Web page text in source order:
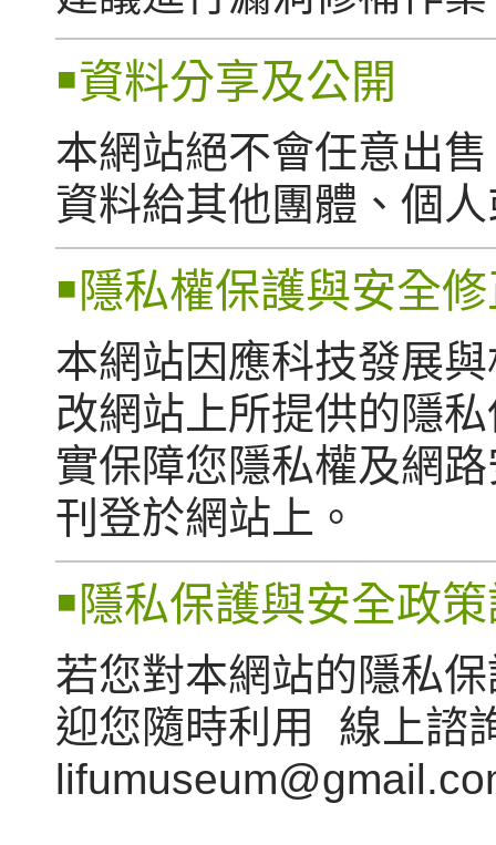
￭資料分享及公開
本網站絕不會任意出
資料給其他團體、個
￭隱私權保護與安全
本網站因應科技發展
改網站上所提供的隱
實保障您隱私權及網
刊登於網站上。
￭隱私保護與安全政
若您對本網站的隱私
迎您隨時利用 線上諮